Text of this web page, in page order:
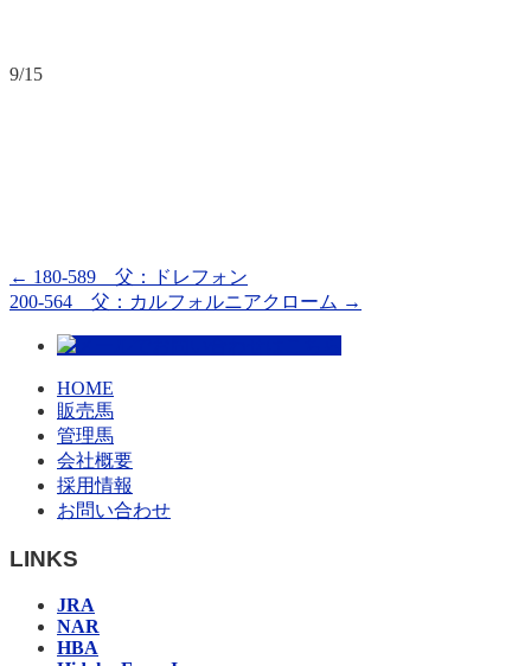
9/15
← 180-589 父：ドレフォン
200-564 父：カルフォルニアクローム →
HOME
販売馬
管理馬
会社概要
採用情報
お問い合わせ
LINKS
JRA
NAR
HBA